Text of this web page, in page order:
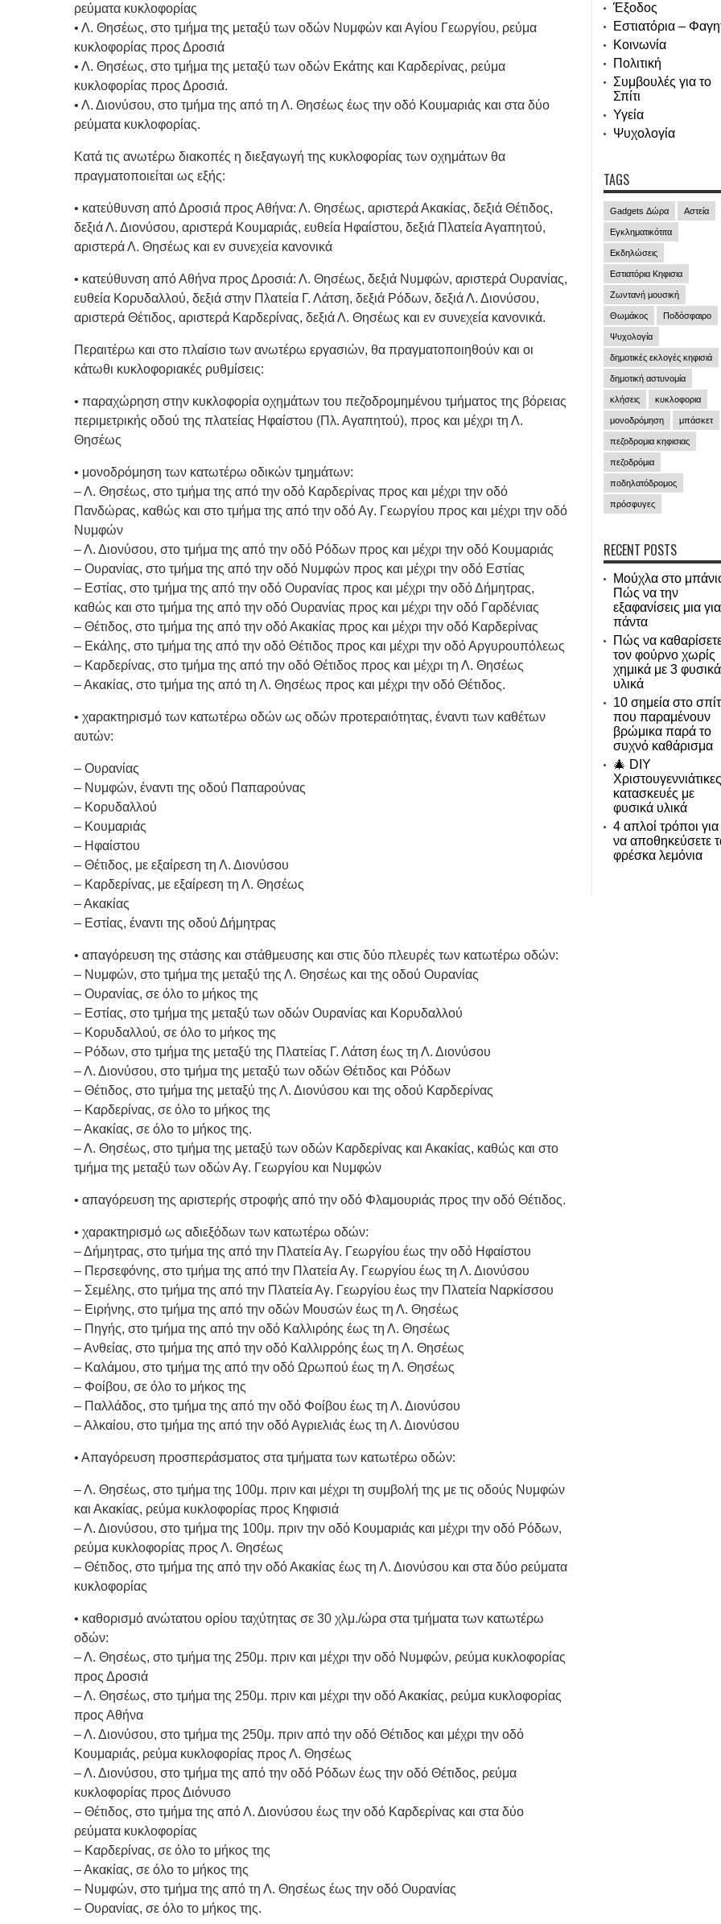
ρεύματα κυκλοφορίας
• Λ. Θησέως, στο τμήμα της μεταξύ των οδών Νυμφών και Αγίου Γεωργίου, ρεύμα
κυκλοφορίας προς Δροσιά
• Λ. Θησέως, στο τμήμα της μεταξύ των οδών Εκάτης και Καρδερίνας, ρεύμα
κυκλοφορίας προς Δροσιά.
• Λ. Διονύσου, στο τμήμα της από τη Λ. Θησέως έως την οδό Κουμαριάς και στα δύο
ρεύματα κυκλοφορίας.
Κατά τις ανωτέρω διακοπές η διεξαγωγή της κυκλοφορίας των οχημάτων θα
πραγματοποιείται ως εξής:
• κατεύθυνση από Δροσιά προς Αθήνα: Λ. Θησέως, αριστερά Ακακίας, δεξιά Θέτιδος,
δεξιά Λ. Διονύσου, αριστερά Κουμαριάς, ευθεία Ηφαίστου, δεξιά Πλατεία Αγαπητού,
αριστερά Λ. Θησέως και εν συνεχεία κανονικά
• κατεύθυνση από Αθήνα προς Δροσιά: Λ. Θησέως, δεξιά Νυμφών, αριστερά Ουρανίας,
ευθεία Κορυδαλλού, δεξιά στην Πλατεία Γ. Λάτση, δεξιά Ρόδων, δεξιά Λ. Διονύσου,
αριστερά Θέτιδος, αριστερά Καρδερίνας, δεξιά Λ. Θησέως και εν συνεχεία κανονικά.
Περαιτέρω και στο πλαίσιο των ανωτέρω εργασιών, θα πραγματοποιηθούν και οι
κάτωθι κυκλοφοριακές ρυθμίσεις:
• παραχώρηση στην κυκλοφορία οχημάτων του πεζοδρομημένου τμήματος της βόρειας
περιμετρικής οδού της πλατείας Ηφαίστου (Πλ. Αγαπητού), προς και μέχρι τη Λ.
Θησέως
• μονοδρόμηση των κατωτέρω οδικών τμημάτων:
– Λ. Θησέως, στο τμήμα της από την οδό Καρδερίνας προς και μέχρι την οδό
Πανδώρας, καθώς και στο τμήμα της από την οδό Αγ. Γεωργίου προς και μέχρι την οδό
Νυμφών
– Λ. Διονύσου, στο τμήμα της από την οδό Ρόδων προς και μέχρι την οδό Κουμαριάς
– Ουρανίας, στο τμήμα της από την οδό Νυμφών προς και μέχρι την οδό Εστίας
– Εστίας, στο τμήμα της από την οδό Ουρανίας προς και μέχρι την οδό Δήμητρας,
καθώς και στο τμήμα της από την οδό Ουρανίας προς και μέχρι την οδό Γαρδένιας
– Θέτιδος, στο τμήμα της από την οδό Ακακίας προς και μέχρι την οδό Καρδερίνας
– Εκάλης, στο τμήμα της από την οδό Θέτιδος προς και μέχρι την οδό Αργυρουπόλεως
– Καρδερίνας, στο τμήμα της από την οδό Θέτιδος προς και μέχρι τη Λ. Θησέως
– Ακακίας, στο τμήμα της από τη Λ. Θησέως προς και μέχρι την οδό Θέτιδος.
• χαρακτηρισμό των κατωτέρω οδών ως οδών προτεραιότητας, έναντι των καθέτων
αυτών:
– Ουρανίας
– Νυμφών, έναντι της οδού Παπαρούνας
– Κορυδαλλού
– Κουμαριάς
– Ηφαίστου
– Θέτιδος, με εξαίρεση τη Λ. Διονύσου
– Καρδερίνας, με εξαίρεση τη Λ. Θησέως
– Ακακίας
– Εστίας, έναντι της οδού Δήμητρας
• απαγόρευση της στάσης και στάθμευσης και στις δύο πλευρές των κατωτέρω οδών:
– Νυμφών, στο τμήμα της μεταξύ της Λ. Θησέως και της οδού Ουρανίας
– Ουρανίας, σε όλο το μήκος της
– Εστίας, στο τμήμα της μεταξύ των οδών Ουρανίας και Κορυδαλλού
– Κορυδαλλού, σε όλο το μήκος της
– Ρόδων, στο τμήμα της μεταξύ της Πλατείας Γ. Λάτση έως τη Λ. Διονύσου
– Λ. Διονύσου, στο τμήμα της μεταξύ των οδών Θέτιδος και Ρόδων
– Θέτιδος, στο τμήμα της μεταξύ της Λ. Διονύσου και της οδού Καρδερίνας
– Καρδερίνας, σε όλο το μήκος της
– Ακακίας, σε όλο το μήκος της.
– Λ. Θησέως, στο τμήμα της μεταξύ των οδών Καρδερίνας και Ακακίας, καθώς και στο
τμήμα της μεταξύ των οδών Αγ. Γεωργίου και Νυμφών
• απαγόρευση της αριστερής στροφής από την οδό Φλαμουριάς προς την οδό Θέτιδος.
• χαρακτηρισμό ως αδιεξόδων των κατωτέρω οδών:
– Δήμητρας, στο τμήμα της από την Πλατεία Αγ. Γεωργίου έως την οδό Ηφαίστου
– Περσεφόνης, στο τμήμα της από την Πλατεία Αγ. Γεωργίου έως τη Λ. Διονύσου
– Σεμέλης, στο τμήμα της από την Πλατεία Αγ. Γεωργίου έως την Πλατεία Ναρκίσσου
– Ειρήνης, στο τμήμα της από την οδών Μουσών έως τη Λ. Θησέως
– Πηγής, στο τμήμα της από την οδό Καλλιρόης έως τη Λ. Θησέως
– Ανθείας, στο τμήμα της από την οδό Καλλιρρόης έως τη Λ. Θησέως
– Καλάμου, στο τμήμα της από την οδό Ωρωπού έως τη Λ. Θησέως
– Φοίβου, σε όλο το μήκος της
– Παλλάδος, στο τμήμα της από την οδό Φοίβου έως τη Λ. Διονύσου
– Αλκαίου, στο τμήμα της από την οδό Αγριελιάς έως τη Λ. Διονύσου
• Απαγόρευση προσπεράσματος στα τμήματα των κατωτέρω οδών:
– Λ. Θησέως, στο τμήμα της 100μ. πριν και μέχρι τη συμβολή της με τις οδούς Νυμφών
και Ακακίας, ρεύμα κυκλοφορίας προς Κηφισιά
– Λ. Διονύσου, στο τμήμα της 100μ. πριν την οδό Κουμαριάς και μέχρι την οδό Ρόδων,
ρεύμα κυκλοφορίας προς Λ. Θησέως
– Θέτιδος, στο τμήμα της από την οδό Ακακίας έως τη Λ. Διονύσου και στα δύο ρεύματα
κυκλοφορίας
• καθορισμό ανώτατου ορίου ταχύτητας σε 30 χλμ./ώρα στα τμήματα των κατωτέρω
οδών:
– Λ. Θησέως, στο τμήμα της 250μ. πριν και μέχρι την οδό Νυμφών, ρεύμα κυκλοφορίας
προς Δροσιά
– Λ. Θησέως, στο τμήμα της 250μ. πριν και μέχρι την οδό Ακακίας, ρεύμα κυκλοφορίας
προς Αθήνα
– Λ. Διονύσου, στο τμήμα της 250μ. πριν από την οδό Θέτιδος και μέχρι την οδό
Κουμαριάς, ρεύμα κυκλοφορίας προς Λ. Θησέως
– Λ. Διονύσου, στο τμήμα της από την οδό Ρόδων έως την οδό Θέτιδος, ρεύμα
κυκλοφορίας προς Διόνυσο
– Θέτιδος, στο τμήμα της από Λ. Διονύσου έως την οδό Καρδερίνας και στα δύο
ρεύματα κυκλοφορίας
– Καρδερίνας, σε όλο το μήκος της
– Ακακίας, σε όλο το μήκος της
– Νυμφών, στο τμήμα της από τη Λ. Θησέως έως την οδό Ουρανίας
– Ουρανίας, σε όλο το μήκος της.
Έξοδος
Εστιατόρια –
Κοινωνία
Πολιτική
Συμβουλές για το
Σπίτι
Υγεία
Ψυχολογία
TAGS
Gadgets Δώρα Αστεία
Εγκληματικότιτα
Εκδηλώσεις
Εστιατόρια Κηφισια
Ζωντανή μουσική
Θωμάκος Ποδόσφαιρο
Ψυχολογία
δημοτικές εκλογές κηφισιά
δημοτική αστυνομία
κλήσεις κυκλοφορια
μονοδρόμηση μπάσκετ
πεζοδρομια κηφισιας
πεζοδρόμια
ποδηλατόδρομος
πρόσφυγες
RECENT POSTS
Μούχλα στο
Πώς να την
εξαφανίσεις μια για
πάντα
Πώς να
τον φούρνο χωρίς
χημικά με 3 φυσικά
υλικά
10 σημεία στο
που παραμένουν
βρώμικα παρά το
συχνό καθάρισμα
🎄 DIY
Χριστουγεννιάτικες
κατασκευές με
φυσικά υλικά
4 απλοί τρόποι για
να αποθηκεύσετε
φρέσκα λεμόνια